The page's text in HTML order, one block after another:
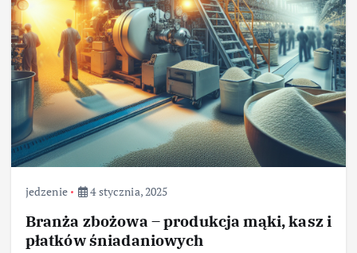
jedzenie 4 stycznia, 2025
Branża zbożowa – produkcja mąki, kasz i
płatków śniadaniowych